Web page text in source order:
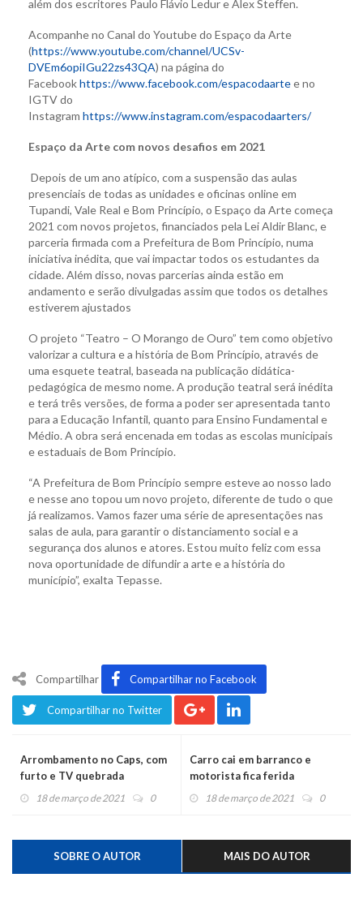
além dos escritores Paulo Flávio Ledur e Alex Steffen.
Acompanhe no Canal do Youtube do Espaço da Arte
(https://www.youtube.com/channel/UCSv-
DVEm6opiIGu22zs43QA) na página do
Facebookhttps://www.facebook.com/espacodaartee no
IGTV do
Instagram https://www.instagram.com/espacodaarters/
Espaço da Arte com novos desafios em 2021
Depois de um ano atípico, com a suspensão das aulas
presenciais de todas as unidades e oficinas online em
Tupandi, Vale Real e Bom Princípio, o Espaço da Arte começa
2021 com novos projetos, financiados pela Lei Aldir Blanc, e
parceria firmada com a Prefeitura de Bom Princípio, numa
iniciativa inédita, que vai impactar todos os estudantes da
cidade. Além disso, novas parcerias ainda estão em
andamento e serão divulgadas assim que todos os detalhes
estiverem ajustados
O projeto “Teatro – O Morango de Ouro” tem como objetivo
valorizar a cultura e a história de Bom Princípio, através de
uma esquete teatral, baseada na publicação didática-
pedagógica de mesmo nome. A produção teatral será inédita
e terá três versões, de forma a poder ser apresentada tanto
para a Educação Infantil, quanto para Ensino Fundamental e
Médio. A obra será encenada em todas as escolas municipais
e estaduais de Bom Princípio.
“A Prefeitura de Bom Princípio sempre esteve ao nosso lado
e nesse ano topou um novo projeto, diferente de tudo o que
já realizamos. Vamos fazer uma série de apresentações nas
salas de aula, para garantir o distanciamento social e a
segurança dos alunos e atores. Estou muito feliz com essa
nova oportunidade de difundir a arte e a história do
município”, exalta Tepasse.
Compartilhar Compartilhar no Facebook
Compartilhar no Twitter
Arrombamento no Caps, com
furto e TV quebrada
18 de março de 2021 0
Carro cai em barranco e
motorista fica ferida
18 de março de 2021 0
SOBRE O AUTOR MAIS DO AUTOR